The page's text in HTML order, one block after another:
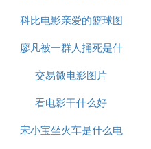
国：PG-13 瑞士：12
镇，这里的人们与世无
难却在一夜之间降临到
科比电影亲爱的篮球图
片
廖凡被一群人捅死是什
么电影
交易微电影图片
看电影干什么好
宋小宝坐火车是什么电